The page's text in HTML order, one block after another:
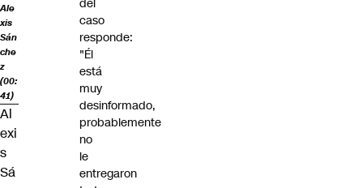
Ale
xis
Sán
che
z
(00:
41)
Al
exi
s
Sá
del
caso
responde:
"Él
está
muy
desinformado,
probablemente
no
le
entregaron